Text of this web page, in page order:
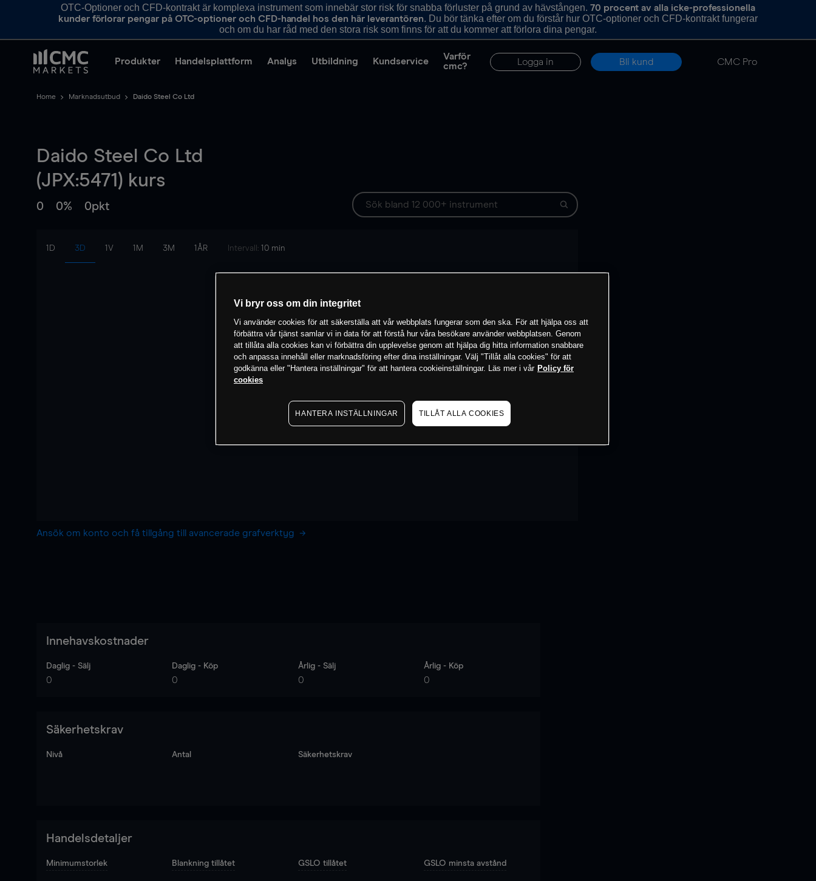
OTC-Optioner och CFD-kontrakt är komplexa instrument som innebär stor risk för snabba förluster på grund av hävstången. 70 procent av alla icke-professionella
kunder förlorar pengar på OTC-optioner och CFD-handel hos den här leverantören. Du bör tänka efter om du förstår hur OTC-optioner och CFD-kontrakt fungerar
och om du har råd med den stora risk som finns för att du kommer att förlora dina pengar.
Produkter Handelsplattform Analys Utbildning Kundservice
Varför
cmc?
Logga in Bli kund CMC Pro
Home Marknadsutbud Daido Steel Co Ltd
Daido Steel Co Ltd
(JPX:5471) kurs
0 0% 0pkt
1D 3D 1V 1M 3M 1ÅR Intervall: 10 min
Ansök om konto och få tillgång till avancerade grafverktyg
Innehavskostnader
Daglig - Sälj
0
Daglig - Köp
0
Årlig - Sälj
0
Årlig - Köp
0
Säkerhetskrav
Nivå Antal Säkerhetskrav
Handelsdetaljer
Minimumstorlek Blankning tillåtet GSLO tillåtet GSLO minsta avstånd
Vi bryr oss om din integritet
Vi använder cookies för att säkerställa att vår webbplats fungerar som den ska. För att hjälpa oss att
förbättra vår tjänst samlar vi in data för att förstå hur våra besökare använder webbplatsen. Genom
att tillåta alla cookies kan vi förbättra din upplevelse genom att hjälpa dig hitta information snabbare
och anpassa innehåll eller marknadsföring efter dina inställningar. Välj "Tillåt alla cookies" för att
godkänna eller "Hantera inställningar" för att hantera cookieinställningar. Läs mer i vår Policy för
cookies
HANTERA INSTÄLLNINGAR TILLÅT ALLA COOKIES